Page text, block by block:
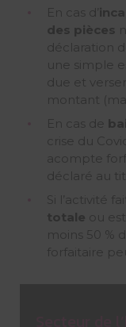
En cas d’
des pièces
déclaration
une simple
due et
montant
En cas de
crise du
acompte
déclaré au
Si l’activité
totale ou
moins 50 %
forfaitaire